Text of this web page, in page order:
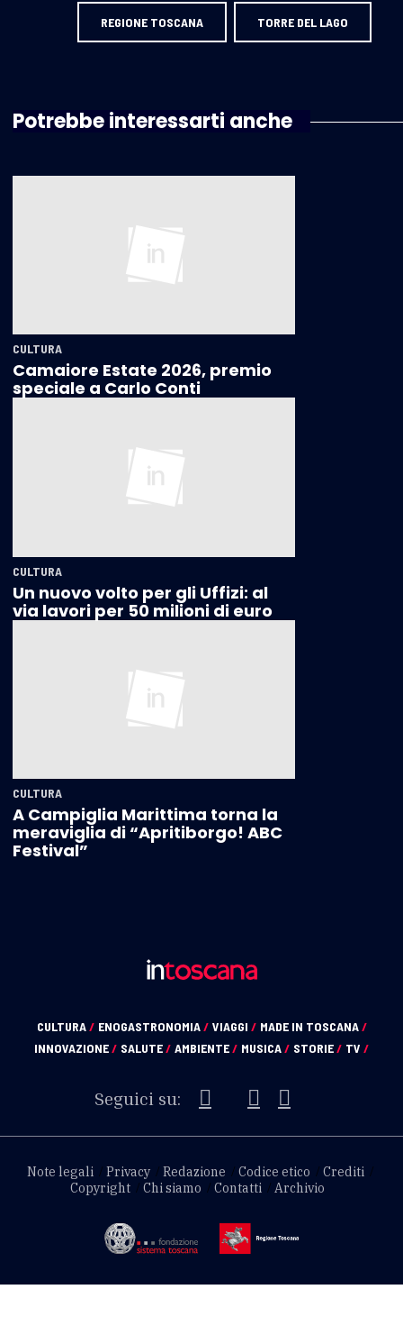
REGIONE TOSCANA TORRE DEL LAGO
Potrebbe interessarti anche
CULTURA
Camaiore Estate 2026, premio
speciale a Carlo Conti
CULTURA
Un nuovo volto per gli Uffizi: al
via lavori per 50 milioni di euro
CULTURA
A Campiglia Marittima torna la
meraviglia di “Apritiborgo! ABC
Festival”
CULTURA/ ENOGASTRONOMIA/ VIAGGI / MADE IN TOSCANA/
INNOVAZIONE/ SALUTE/ AMBIENTE/ MUSICA/ STORIE/ TV /
Seguici su:
Note legali Privacy Redazione Codice etico
Crediti
Copyright
Chi siamo Contatti Archivio